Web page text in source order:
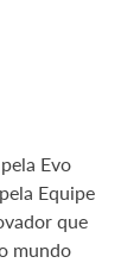
Evo
Equipe
que
mundo